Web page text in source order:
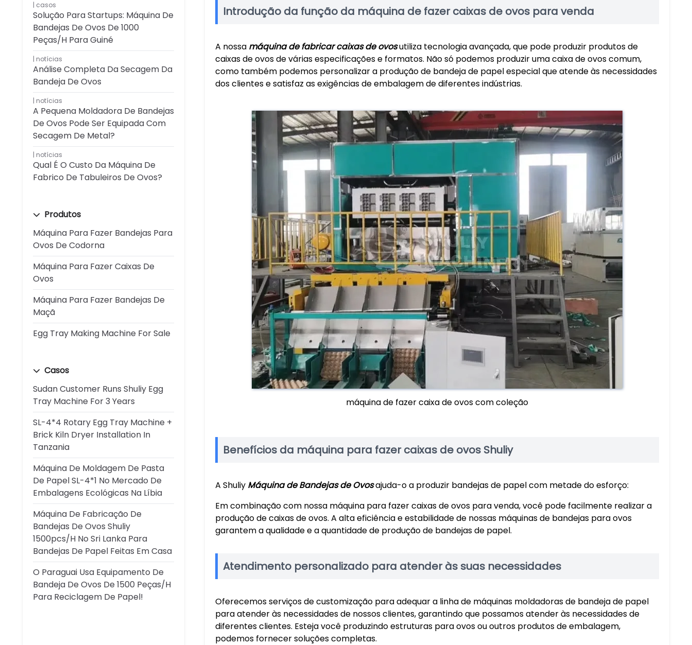
casos
Solução Para Startups: Máquina De
Bandejas De Ovos De 1000
Peças/h Para Guiné
notícias
Análise Completa Da Secagem Da
Bandeja De Ovos
notícias
A Pequena Moldadora De Bandejas
De Ovos Pode Ser Equipada Com
Secagem De Metal?
notícias
Qual É O Custo Da Máquina De
Fabrico De Tabuleiros De Ovos?
Produtos
Máquina Para Fazer Bandejas Para
Ovos De Codorna
Máquina Para Fazer Caixas De
Ovos
Máquina Para Fazer Bandejas De
Maçã
Egg Tray Making Machine For Sale
Casos
Sudan Customer Runs Shuliy Egg
Tray Machine For 3 Years
SL-4*4 Rotary Egg Tray Machine +
Brick Kiln Dryer Installation In
Tanzania
Máquina De Moldagem De Pasta
De Papel SL-4*1 No Mercado De
Embalagens Ecológicas Na Líbia
Máquina De Fabricação De
Bandejas De Ovos Shuliy
1500pcs/h No Sri Lanka Para
Bandejas De Papel Feitas Em Casa
O Paraguai Usa Equipamento De
Bandeja De Ovos De 1500 Peças/h
Para Reciclagem De Papel!
Introdução da função da máquina de fazer caixas de ovos para venda
A nossa máquina de fabricar caixas de ovosutiliza tecnologia avançada, que pode produzir produtos de
caixas de ovos de várias especificações e formatos. Não só podemos produzir uma caixa de ovos comum,
como também podemos personalizar a produção de bandeja de papel especial que atende às necessidades
dos clientes e satisfaz as exigências de embalagem de diferentes indústrias.
máquina de fazer caixa de ovos com coleção
Benefícios da máquina para fazer caixas de ovos Shuliy
A Shuliy Máquina de Bandejas de Ovosajuda-o a produzir bandejas de papel com metade do esforço:
Em combinação com nossa máquina para fazer caixas de ovos para venda, você pode facilmente realizar a
produção de caixas de ovos. A alta eficiência e estabilidade de nossas máquinas de bandejas para ovos
garantem a qualidade e a quantidade de produção de bandejas de papel.
Atendimento personalizado para atender às suas necessidades
Oferecemos serviços de customização para adequar a linha de máquinas moldadoras de bandeja de papel
para atender às necessidades de nossos clientes, garantindo que possamos atender às necessidades de
diferentes clientes. Esteja você produzindo estruturas para ovos ou outros produtos de embalagem,
podemos fornecer soluções completas.